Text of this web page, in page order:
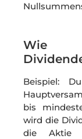
Wie
Beispiel:
bis
wird die
die Aktie